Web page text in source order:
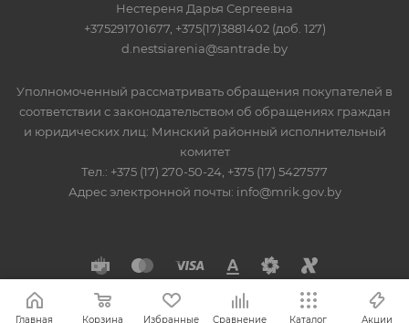
Нестереня Дарья Сергеевна
+375291701677, +375(17)3881402 (доб. 127)
d.nestsiarenia@santrade.by
Уполномоченный рассматривать обращения покупателей в
соответствии с законодательством об обращениях граждан
и юридических лиц: Минский районный исполнительный
комитет
Тел.: +375 (17) 270-50-24, +375 (17) 5427577
Адрес электронной почты: info@mrik.gov.by
Главная Корзина Избранные Сравнение Каталог Акции